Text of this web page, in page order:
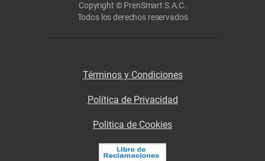
Copyright © PrenSmart S.A.C.
Todos los derechos reservados
Términos y Condiciones
Política de Privacidad
Politica de Cookies